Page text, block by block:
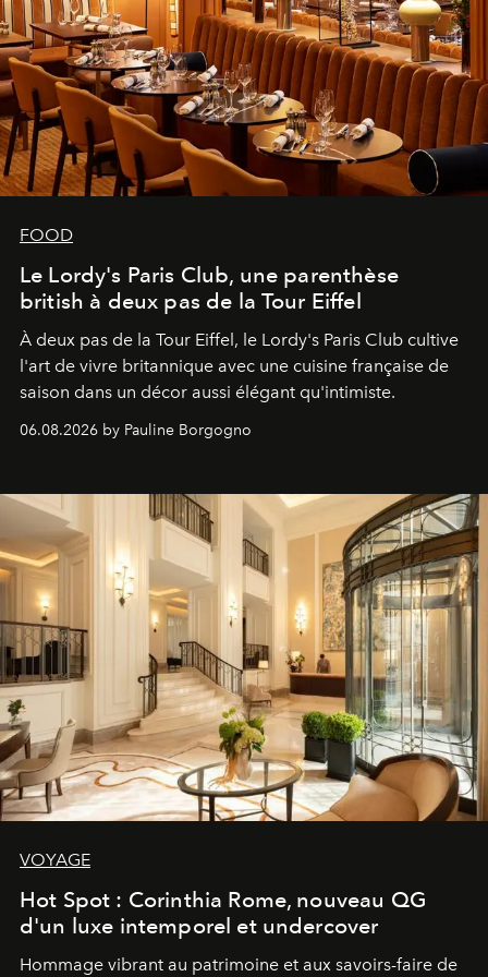
FOOD
Le Lordy's Paris Club, une parenthèse
british à deux pas de la Tour Eiffel
À deux pas de la Tour Eiffel, le Lordy's Paris Club cultive
l'art de vivre britannique avec une cuisine française de
saison dans un décor aussi élégant qu'intimiste.
06.08.2026 by Pauline Borgogno
VOYAGE
Hot Spot : Corinthia Rome, nouveau QG
d'un luxe intemporel et undercover
Hommage vibrant au patrimoine et aux savoirs-faire de